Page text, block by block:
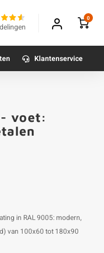
0
Klantenservice
voet:
in RAL 9005: modern,
van 100x60 tot 180x90